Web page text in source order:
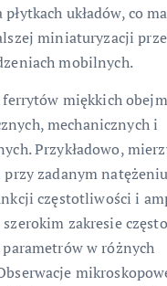
układów, co
miniaturyzacji
mobilnych.
miękkich
mechanicznych i
Przykładowo,
zadanym
częstotliwości i
zakresie
w różnych